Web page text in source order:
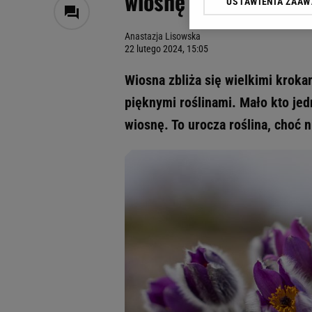
Anastazja Lisowska
22 lutego 2024, 15:05
Wiosna zbliża się wielkimi
pięknymi roślinami. Mało kto
wiosnę. To urocza roślina, choć
Klikając „Akceptuję”
odnośnik „Ustawienia
My, nasi Zaufani
Użycie dokładnych
Przechowywanie